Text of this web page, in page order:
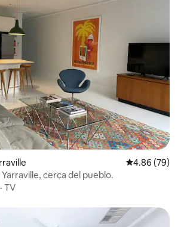
Calificación
4.86 (79)
cerca del pueblo.
· TV